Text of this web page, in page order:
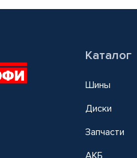
Каталог
Шины
Диски
Запчасти
АКБ